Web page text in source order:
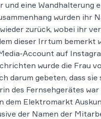
und eine Wandhalterung
wurden ihr
zurück, wobei ihr
dieser Irrtum bemerkt
Account auf
wurde die Frau
darum gebeten, dass sie
des Fernsehgerätes
Elektromarkt
der Namen der